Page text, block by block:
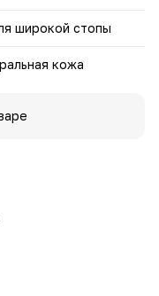
широкой стопы
кожа